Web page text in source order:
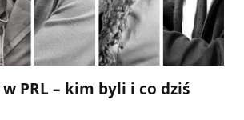
PRL – kim byli i co dziś